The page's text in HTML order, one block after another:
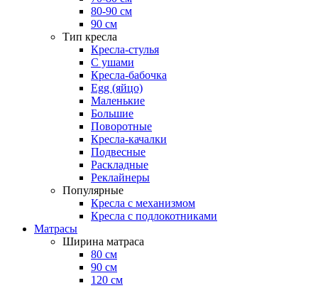
80-90 см
90 см
Тип кресла
Кресла-стулья
С ушами
Кресла-бабочка
Egg (яйцо)
Маленькие
Большие
Поворотные
Кресла-качалки
Подвесные
Раскладные
Реклайнеры
Популярные
Кресла с механизмом
Кресла с подлокотниками
Матрасы
Ширина матраса
80 см
90 см
120 см